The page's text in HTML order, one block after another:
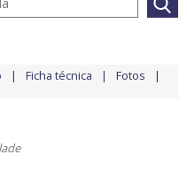
Ficha técnica Fotos